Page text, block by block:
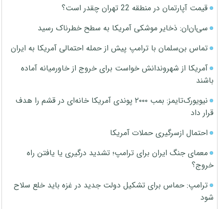
قیمت آپارتمان در منطقه 22 تهران چقدر است؟
سی‌ان‌ان: ذخایر موشکی آمریکا به سطح خطرناک رسید
تماس بن‌سلمان با ترامپ پیش از حمله احتمالی آمریکا به ایران
آمریکا از شهروندانش خواست برای خروج از خاورمیانه آماده
باشند
نیویورک‌تایمز: بمب ۲۰۰۰ پوندی آمریکا خانه‌ای در قشم را هدف
قرار داد
احتمال ازسرگیری حملات آمریکا
معمای جنگ ایران برای ترامپ؛ تشدید درگیری یا یافتن راه
خروج؟
ترامپ: حماس برای تشکیل دولت جدید در غزه باید خلع سلاح
شود